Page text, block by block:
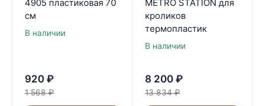
4905 пластиковая 70
см
В наличии
920 ₽
1 568 ₽
METRO STATION для
кроликов
термопластик
В наличии
8 200 ₽
13 834 ₽